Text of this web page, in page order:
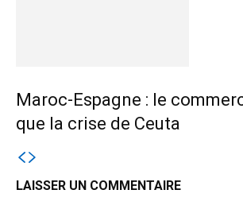
Maroc-Espagne : le
que la crise de Ceuta
LAISSER UN COMMENTAIRE